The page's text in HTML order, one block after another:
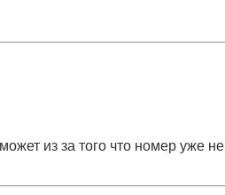
из за того что номер уже не